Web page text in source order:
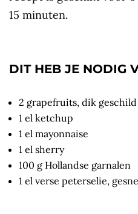
15 minuten.
DIT HEB JE NODIG
2 grapefruits, dik geschild
1 el ketchup
1 el mayonnaise
1 el sherry
100 g Hollandse garnalen
1 el verse peterselie,